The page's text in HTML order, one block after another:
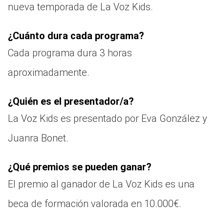
nueva temporada de La Voz Kids.
¿Cuánto dura cada programa?
Cada programa dura 3 horas
aproximadamente.
¿Quién es el presentador/a?
La Voz Kids es presentado por Eva González y
Juanra Bonet.
¿Qué premios se pueden ganar?
El premio al ganador de La Voz Kids es una
beca de formación valorada en 10.000€.